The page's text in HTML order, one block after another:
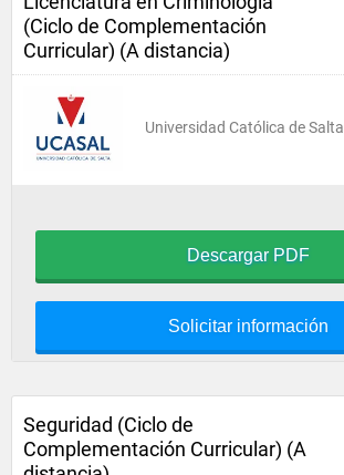
(Ciclo de Complementación
Curricular) (A distancia)
Universidad Católica de Salta
Descargar PDF
Solicitar información
Seguridad (Ciclo de
Complementación Curricular) (A